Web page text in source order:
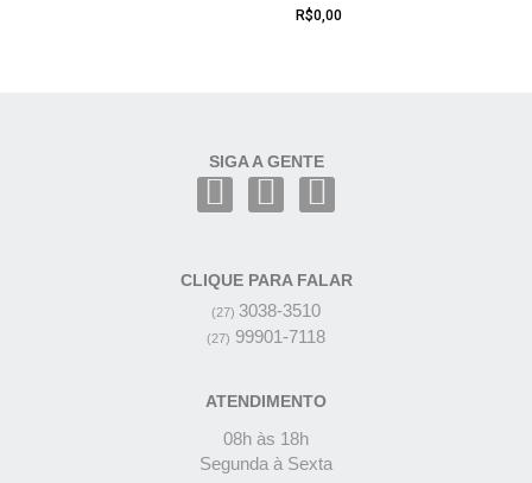
R$0,00
SIGA A GENTE
CLIQUE PARA FALAR
(27) 3038-3510
(27) 99901-7118
ATENDIMENTO
08h às 18h
Segunda à Sexta